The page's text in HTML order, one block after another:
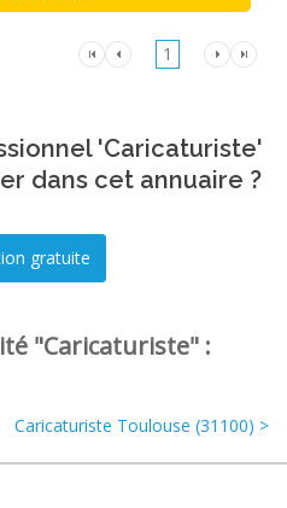
1
'Caricaturiste'
dans cet annuaire ?
"Caricaturiste" :
Caricaturiste Toulouse (31100) >